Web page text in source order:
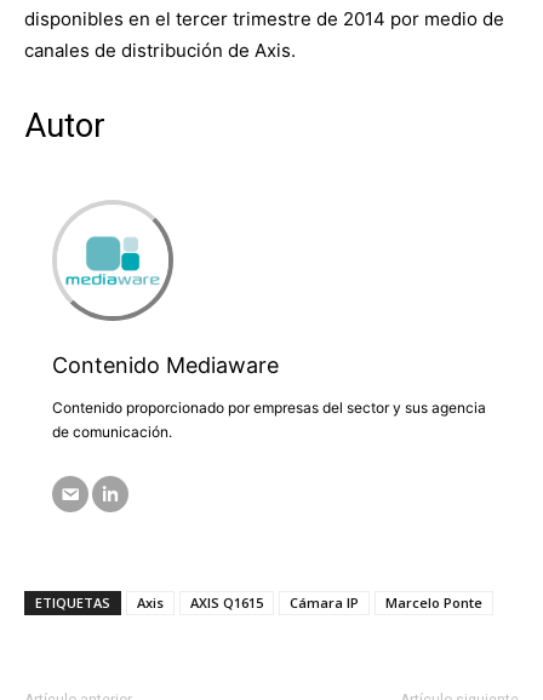
disponibles en el tercer trimestre de 2014 por medio de
canales de distribución de Axis.
Autor
Contenido Mediaware
Contenido proporcionado por empresas del sector y sus agencia
de comunicación.
ETIQUETAS Axis AXIS Q1615 Cámara IP Marcelo Ponte